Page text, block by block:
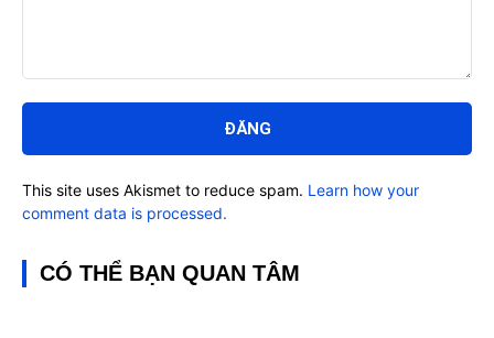
luận:
This site uses Akismet to reduce spam. Learn how your
comment data is processed.
CÓ THỂ BẠN QUAN TÂM